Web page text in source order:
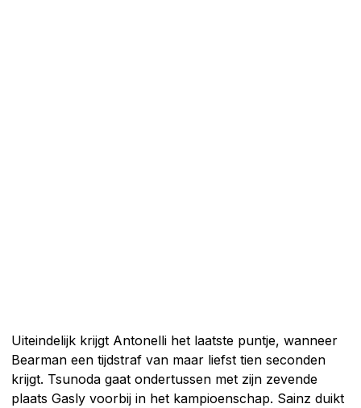
Uiteindelijk krijgt Antonelli het laatste puntje, wanneer
Bearman een tijdstraf van maar liefst tien seconden
krijgt. Tsunoda gaat ondertussen met zijn zevende
plaats Gasly voorbij in het kampioenschap. Sainz duikt